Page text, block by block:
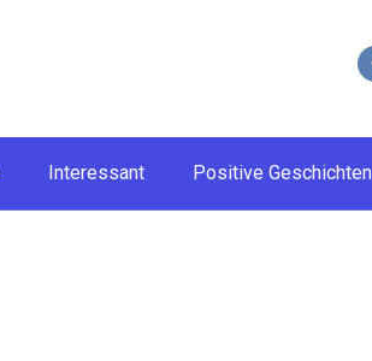
Interessant Positive Geschichten